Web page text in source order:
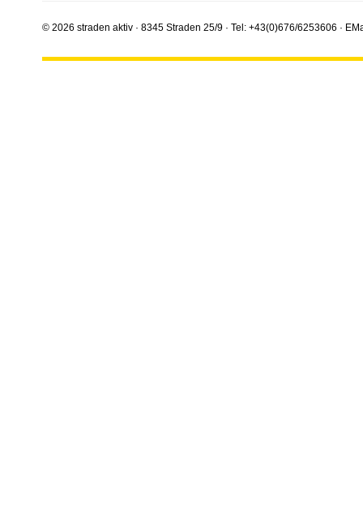
© 2026 straden aktiv · 8345 Straden 25/9 · Tel: +43(0)676/6253606 ·